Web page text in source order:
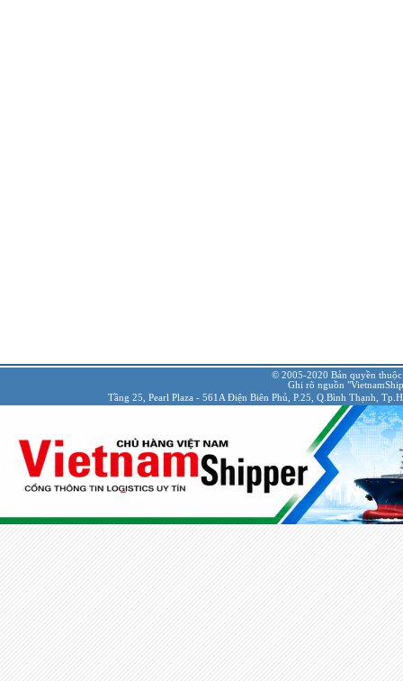
© 2005-2020 Bản quyền
Ghi rõ nguồn
Tầng 25, Pearl Plaza - 561A Điện Biên Phủ, P.25, Q.Bình Thạnh,